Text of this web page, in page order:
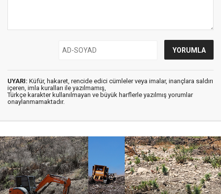
UYARI: Küfür, hakaret, rencide edici cümleler veya imalar, inançlara saldırı
içeren, imla kuralları ile yazılmamış,
Türkçe karakter kullanılmayan ve büyük harflerle yazılmış yorumlar
onaylanmamaktadır.